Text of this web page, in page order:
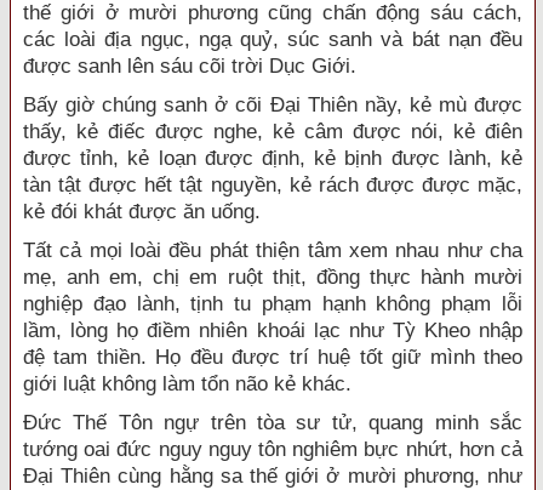
thế giới ở mười phương cũng chấn động sáu cách,
các loài địa ngục, ngạ quỷ, súc sanh và bát nạn đều
được sanh lên sáu cõi trời Dục Giới.
Bấy giờ chúng sanh ở cõi Đại Thiên nầy, kẻ mù được
thấy, kẻ điếc được nghe, kẻ câm được nói, kẻ điên
được tỉnh, kẻ loạn được định, kẻ bịnh được lành, kẻ
tàn tật được hết tật nguyền, kẻ rách được được mặc,
kẻ đói khát được ăn uống.
Tất cả mọi loài đều phát thiện tâm xem nhau như cha
mẹ, anh em, chị em ruột thịt, đồng thực hành mười
nghiệp đạo lành, tịnh tu phạm hạnh không phạm lỗi
lầm, lòng họ điềm nhiên khoái lạc như Tỳ Kheo nhập
đệ tam thiền. Họ đều được trí huệ tốt giữ mình theo
giới luật không làm tổn não kẻ khác.
Đức Thế Tôn ngự trên tòa sư tử, quang minh sắc
tướng oai đức nguy nguy tôn nghiêm bực nhứt, hơn cả
Đại Thiên cùng hằng sa thế giới ở mười phương, như